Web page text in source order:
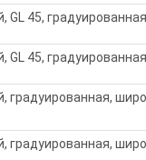
45,
45,